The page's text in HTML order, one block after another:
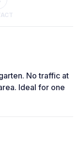
No traffic at
Ideal for one